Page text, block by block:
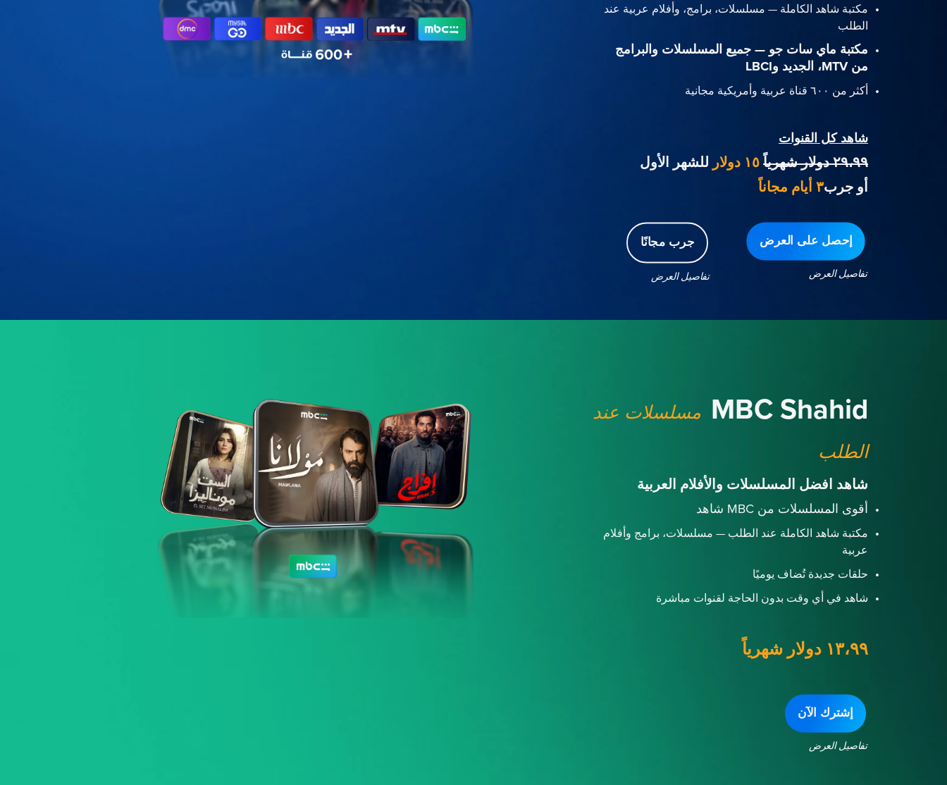
مكتبة شاهد الكاملة — مسلسلات، برامج، وأفلام عربية عند
الطلب
مكتبة ماي سات جو — جميع المسلسلات والبرامج
من MTV، الجديد وLBCI
أكثر من ٦٠٠ قناة عربية وأمريكية مجانية
شاهد كل القنوات
٢٩،٩٩ دولار شهرياً
للشهر الأول
أو جرب٣ أيام مجاناً
جرب مجانًا
تفاصيل العرض
إحصل على العرض
تفاصيل العرض
MBC Shahid مسلسلات عند
الطلب
شاهد افضل المسلسلات والأفلام العربية
أقوى المسلسلات من MBC شاهد
مكتبة شاهد الكاملة عند الطلب — مسلسلات، برامج وأفلام
عربية
حلقات جديدة تُضاف يوميًا
شاهد في أي وقت بدون الحاجة لقنوات مباشرة
١٣،٩٩ دولار شهرياً
إشترك الآن
تفاصيل العرض